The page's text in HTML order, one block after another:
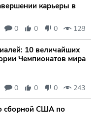
карьеры в
0 0 0 128
10 величайших
Чемпионатов мира
0 0 0 243
сборной США по